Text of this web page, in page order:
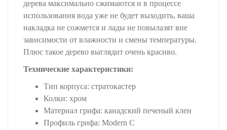
дерева максимально сжимаются и в процессе
использования вода уже не будет выходить, ваша
накладка не сожмется и лады не повылазят вне
зависимости от влажности и смены температуры.
Плюс такое дерево выглядит очень красиво.
Технические характеристики:
Тип корпуса: стратокастер
Колки: хром
Материал грифа: канадский печеный клен
Профиль грифа: Modern C